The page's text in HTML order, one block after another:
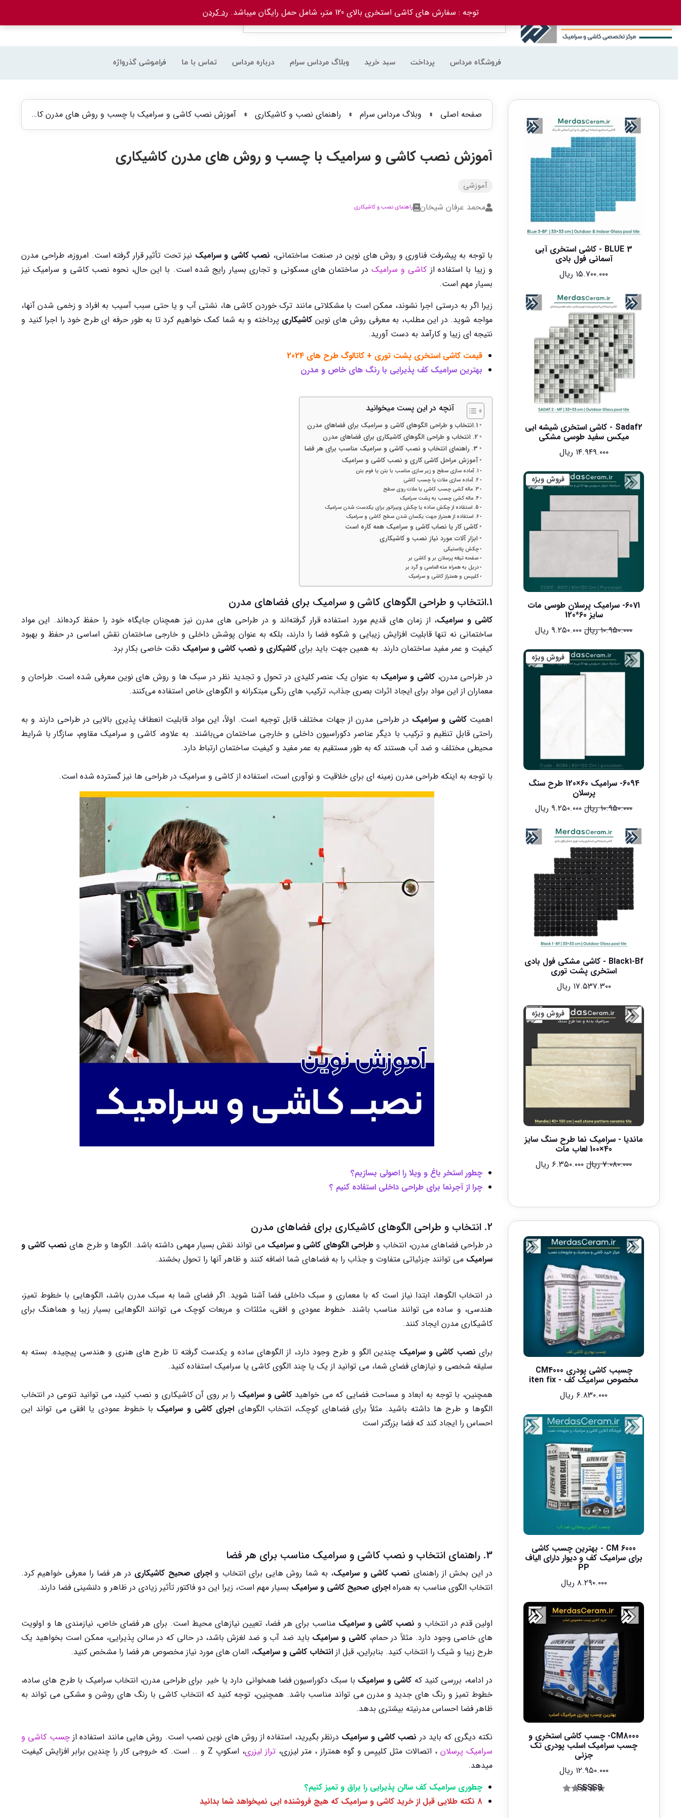
توجه : سفارش های کاشی استخری بالای 120 متر، شامل حمل رایگان میباشد. رد کردن
فروشگاه مرداس پرداخت سبد خرید وبلاگ مرداس سرام درباره مرداس تماس با ما فراموشی گذرواژه
صفحه اصلی » وبلاگ مرداس سرام » راهنمای نصب و کاشیکاری » آموزش نصب کاشی و سرامیک با چسب و روش های مدرن کاشیکاری
آموزش نصب کاشی و سرامیک با چسب و روش های مدرن کاشیکاری
آموزشی
محمد عرفان شیخان راهنمای نصب و کاشیکاری
با توجه به پیشرفت فناوری و روش های نوین در صنعت ساختمانی، نصب کاشی و سرامیک نیز تحت تأثیر قرار گرفته است. امروزه، طراحی مدرن
و زیبا با استفاده از کاشی و سرامیک در ساختمان های مسکونی و تجاری بسیار رایج شده است. با این حال، نحوه نصب کاشی و سرامیک نیز
بسیار مهم است.
زیرا اگر به درستی اجرا نشوند، ممکن است با مشکلاتی مانند ترک خوردن کاشی ها، نشتی آب و یا حتی سبب آسیب به افراد و زخمی شدن آنها،
مواجه شوید. در این مطلب، به معرفی روش های نوین کاشیکاری پرداخته و به شما کمک خواهیم کرد تا به طور حرفه ای طرح خود را اجرا کنید و
نتیجه ای زیبا و کارآمد به دست آورید.
قیمت کاشی استخری پشت توری + کاتالوگ طرح های 2024
بهترین سرامیک کف پذیرایی با رنگ های خاص و مدرن
آنچه در این پست میخوانید
1.انتخاب و طراحی الگوهای کاشی و سرامیک برای فضاهای مدرن
2. انتخاب و طراحی الگوهای کاشیکاری برای فضاهای مدرن
3. راهنمای انتخاب و نصب کاشی و سرامیک مناسب برای هر فضا
آموزش مراحل کاشی کاری و نصب کاشی و سرامیک
1. آماده سازی سطح و زیر سازی مناسب با بتن یا فوم بتن
2. آماده سازی ملات یا چسب کاشی
3. ماله کشی چسب کاشی یا ملات روی سطح
4. ماله کشی چسب به پشت سرامیک
5. استفاده از چکش ساده یا چکش ویبراتور برای یکدست شدن سرامیک
6. استفاده از همتراز جهت یکسان شدن سطح کاشی و سرامیک
کاشی کار یا نصاب کاشی و سرامیک همه کاره است
ابزار آلات مورد نیاز نصب و کاشیکاری
چکش پلاستیکی
صفحه تیغه پرسلان بر و کاشی بر
دریل به همراه مته الماسی و گرد بر
کلیپس و همتراز کاشی و سرامیک
1.انتخاب و طراحی الگوهای کاشی و سرامیک برای فضاهای مدرن
کاشی و سرامیک، از زمان های قدیم مورد استفاده قرار گرفته‌اند و در طراحی های مدرن نیز همچنان جایگاه خود را حفظ کرده‌اند. این مواد
ساختمانی نه تنها قابلیت افزایش زیبایی و شکوه فضا را دارند، بلکه به عنوان پوشش داخلی و خارجی ساختمان نقش اساسی در حفظ و بهبود
کیفیت و عمر مفید ساختمان دارند. به همین جهت باید برای کاشیکاری و نصب کاشی و سرامیک دقت خاصی بکار برد.
در طراحی مدرن،کاشی و سرامیک به عنوان یک عنصر کلیدی در تحول و تجدید نظر در سبک ها و روش های نوین معرفی شده است. طراحان و
معماران از این مواد برای ایجاد اثرات بصری جذاب، ترکیب های رنگی مبتکرانه و الگوهای خاص استفاده می‌کنند.
اهمیتکاشی و سرامیک در طراحی مدرن از جهات مختلف قابل توجیه است. اولاً، این مواد قابلیت انعطاف پذیری بالایی در طراحی دارند و به
راحتی قابل تنظیم و ترکیب با دیگر عناصر دکوراسیون داخلی و خارجی ساختمان می‌باشند. به علاوه، کاشی و سرامیک مقاوم، سازگار با شرایط
محیطی مختلف و ضد آب هستند که به طور مستقیم به عمر مفید و کیفیت ساختمان ارتباط دارد.
با توجه به اینکه طراحی مدرن زمینه ای برای خلاقیت و نوآوری است، استفاده از کاشی و سرامیک در طراحی ها نیز گسترده شده است.
چطور استخر باغ و ویلا را اصولی بسازیم؟
چرا از آجرنما برای طراحی داخلی استفاده کنیم ؟
2. انتخاب و طراحی الگوهای کاشیکاری برای فضاهای مدرن
در طراحی فضاهای مدرن، انتخاب و طراحی الگوهای کاشی و سرامیک می تواند نقش بسیار مهمی داشته باشد. الگوها و طرح های نصب کاشی و
سرامیک می توانند جزئیاتی متفاوت و جذاب را به فضاهای شما اضافه کنند و ظاهر آنها را تحول بخشند.
در انتخاب الگوها، ابتدا نیاز است که با معماری و سبک داخلی فضا آشنا شوید. اگر فضای شما به سبک مدرن باشد، الگوهایی با خطوط تمیز،
هندسی، و ساده می توانند مناسب باشند. خطوط عمودی و افقی، مثلثات و مربعات کوچک می توانند الگوهایی بسیار زیبا و هماهنگ برای
کاشیکاری مدرن ایجاد کنند.
برای نصب کاشی و سرامیک چندین الگو و طرح وجود دارد، از الگوهای ساده و یکدست گرفته تا طرح های هنری و هندسی پیچیده. بسته به
سلیقه شخصی و نیازهای فضای شما، می توانید از یک یا چند الگوی کاشی یا سرامیک استفاده کنید.
همچنین، با توجه به ابعاد و مساحت فضایی که می خواهید کاشی و سرامیک را بر روی آن کاشیکاری و نصب کنید، می توانید تنوعی در انتخاب
الگوها و طرح ها داشته باشید. مثلاً برای فضاهای کوچک، انتخاب الگوهای اجرای کاشی و سرامیک با خطوط عمودی یا افقی می تواند این
احساس را ایجاد کند که فضا بزرگتر است
3. راهنمای انتخاب و نصب کاشی و سرامیک مناسب برای هر فضا
در این بخش از راهنمای نصب کاشی و سرامیک، به شما روش هایی برای انتخاب واجرای صحیح کاشیکاری در هر فضا را معرفی خواهیم کرد.
انتخاب الگوی مناسب به همراه اجرای صحیح کاشی و سرامیک بسیار مهم است، زیرا این دو فاکتور تأثیر زیادی در ظاهر و دلنشینی فضا دارند.
اولین قدم در انتخاب و نصب کاشی و سرامیک مناسب برای هر فضا، تعیین نیازهای محیط است. برای هر فضای خاص، نیازمندی ها و اولویت
های خاصی وجود دارد. مثلاً در حمام،کاشی و سرامیک باید ضد آب و ضد لغزش باشد، در حالی که در سالن پذیرایی، ممکن است بخواهید یک
طرح زیبا و شیک را انتخاب کنید. بنابراین، قبل از انتخاب کاشی و سرامیک، المان های مورد نیاز مخصوص هر فضا را مشخص کنید.
در ادامه، بررسی کنید که کاشی و سرامیک با سبک دکوراسیون فضا همخوانی دارد یا خیر. برای طراحی مدرن، انتخاب سرامیک با طرح های ساده،
خطوط تمیز و رنگ های جدید و مدرن می تواند مناسب باشد. همچنین، توجه کنید که انتخاب کاشی با رنگ های روشن و مشکی می تواند به
ظاهر فضا احساس مدرنیته بیشتری بدهد.
نکته دیگری که باید در نصب کاشی و سرامیک درنظر بگیرید، استفاده از روش های نوین نصب است. روش هایی مانند استفاده ازچسب کاشی و
سرامیک پرسلان ، اتصالات مثل کلیپس و گوه همتراز ، متر لیزری، تراز لیزری
، اسکوپ Z و .. است. که خروجی کار را چندین برابر افزایش کیفیت
میدهد.
چطوری سرامیک کف سالن پذیرایی را براق و تمیز کنیم؟
8 نکته طلایی قبل از خرید کاشی و سرامیک که هیچ فروشنده ایی نمیخواهد شما بدانید
BLUE 3 - کاشی استخری آبی
آسمانی فول بادی
۱۵.۷۰۰.۰۰۰ ریال
Sadaf2 - کاشی استخری شیشه ایی
میکس سفید طوسی مشکی
۱۴.۹۴۹.۰۰۰ ریال
فروش ویژه
6071- سرامیک پرسلان طوسی مات
سایز 60*120
۱۰.۹۵۰.۰۰۰ ریال ۹.۲۵۰.۰۰۰ ریال
فروش ویژه
6094- سرامیک 60×120 طرح سنگ
پرسلان
۱۰.۹۵۰.۰۰۰ ریال ۹.۲۵۰.۰۰۰ ریال
Black1-Bf - کاشی مشکی فول بادی
استخری پشت توری
۱۷.۵۳۷.۳۰۰ ریال
فروش ویژه
ماندیا - سرامیک نما طرح سنگ سایز
40×100 لعاب مات
۷.۰۸۰.۰۰۰ ریال ۶.۳۵۰.۰۰۰ ریال
چسبب کاشی پودری CM4000
مخصوص سرامیک کف - iten fix
۶.۸۳۰.۰۰۰ ریال
CM 6000 - بهترین چسب کاشی
برای سرامیک کف و دیوار دارای الیاف
PP
۸.۲۹۰.۰۰۰ ریال
CM8000- چسب کاشی استخری و
چسب سرامیک اسلب پودری تک
جزئی
۱۲.۹۵۰.۰۰۰ ریال